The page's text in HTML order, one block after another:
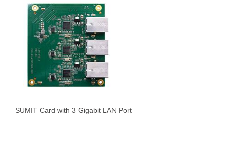
SUMIT Card with 3 Gigabit LAN Port